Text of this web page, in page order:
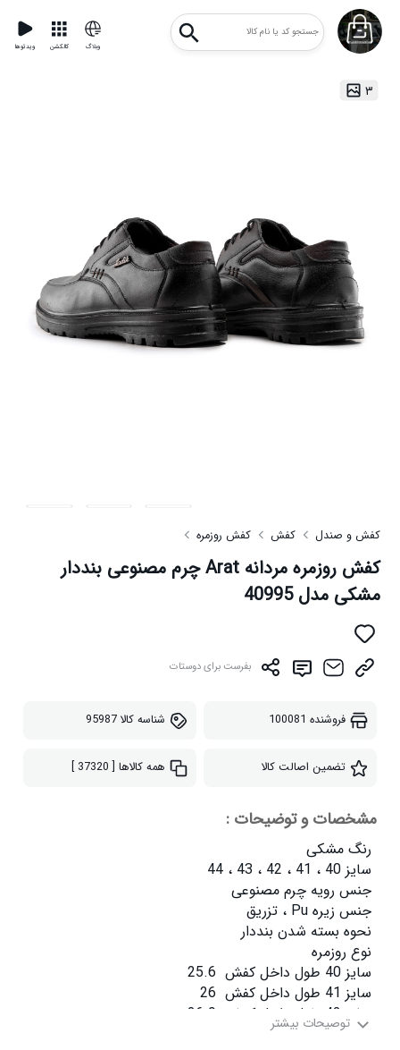
ویدئوها کالکشن وبلاگ
۳
کفش و صندل کفش کفش روزمره
کفش روزمره مردانه Arat چرم مصنوعی بنددار
مشکی مدل 40995
بفرست برای دوستات
فروشنده 100081 شناسه کالا95987
تضمین اصالت کالا همه کالاها [ 37320 ]
مشخصات و توضیحات :